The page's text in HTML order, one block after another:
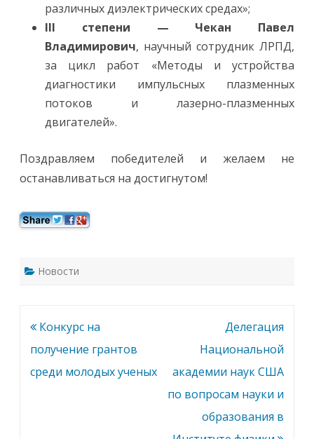
различных диэлектрических средах»;
III степени — Чекан Павел
Владимирович, научный сотрудник ЛРПД,
за цикл работ «Методы и устройства
диагностики импульсных плазменных
потоков и лазерно-плазменных
двигателей».
Поздравляем победителей и желаем не
останавливаться на достигнутом!
Новости
Навигация
по
записям
Конкурс на
получение грантов
среди молодых ученых
Делегация
Национальной
академии наук США
по вопросам науки и
образования в